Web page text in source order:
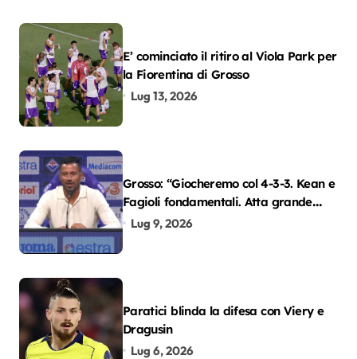
E’ cominciato il ritiro al Viola Park per
la Fiorentina di Grosso
Lug 13, 2026
Grosso: “Giocheremo col 4-3-3. Kean e
Fagioli fondamentali. Atta grande
colpo”
Lug 9, 2026
Paratici blinda la difesa con Viery e
Dragusin
Lug 6, 2026